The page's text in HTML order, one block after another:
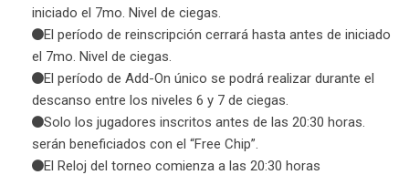
iniciado el 7mo. Nivel de ciegas.
El período de reinscripción cerrará hasta antes de iniciado
el 7mo. Nivel de ciegas.
El período de Add-On único se podrá realizar durante el
descanso entre los niveles 6 y 7 de ciegas.
Solo los jugadores inscritos antes de las 20:30 horas.
serán beneficiados con el “Free Chip”.
El Reloj del torneo comienza a las 20:30 horas